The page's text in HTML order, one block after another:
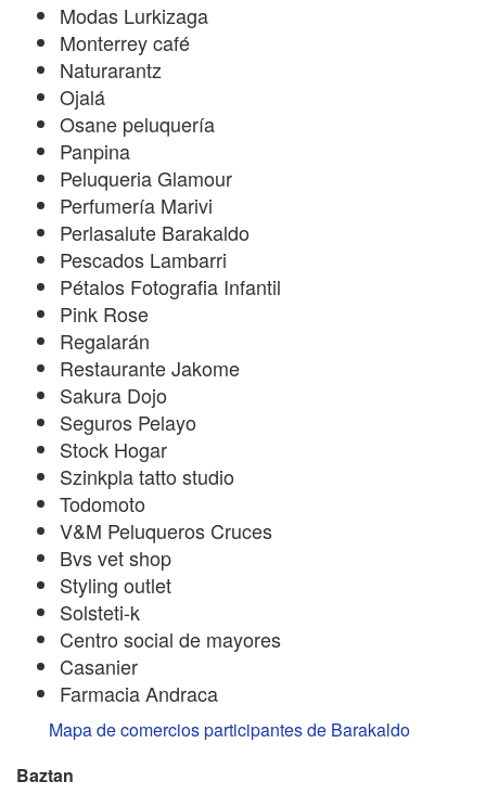
Modas Lurkizaga
Monterrey café
Naturarantz
Ojalá
Osane peluquería
Panpina
Peluqueria Glamour
Perfumería Marivi
Perlasalute Barakaldo
Pescados Lambarri
Pétalos Fotografia Infantil
Pink Rose
Regalarán
Restaurante Jakome
Sakura Dojo
Seguros Pelayo
Stock Hogar
Szinkpla tatto studio
Todomoto
V&M Peluqueros Cruces
Bvs vet shop
Styling outlet
Solsteti-k
Centro social de mayores
Casanier
Farmacia Andraca
Mapa de comercios participantes de Barakaldo
Baztan